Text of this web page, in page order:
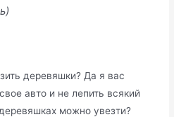
деревяшки? Да я вас
авто и не лепить всякий
можно увезти?